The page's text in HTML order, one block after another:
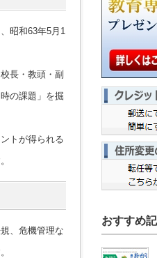
昭和63年5月1
長・教頭・副
の課題」を掘
トが得られる
、危機管理な
おすすめ